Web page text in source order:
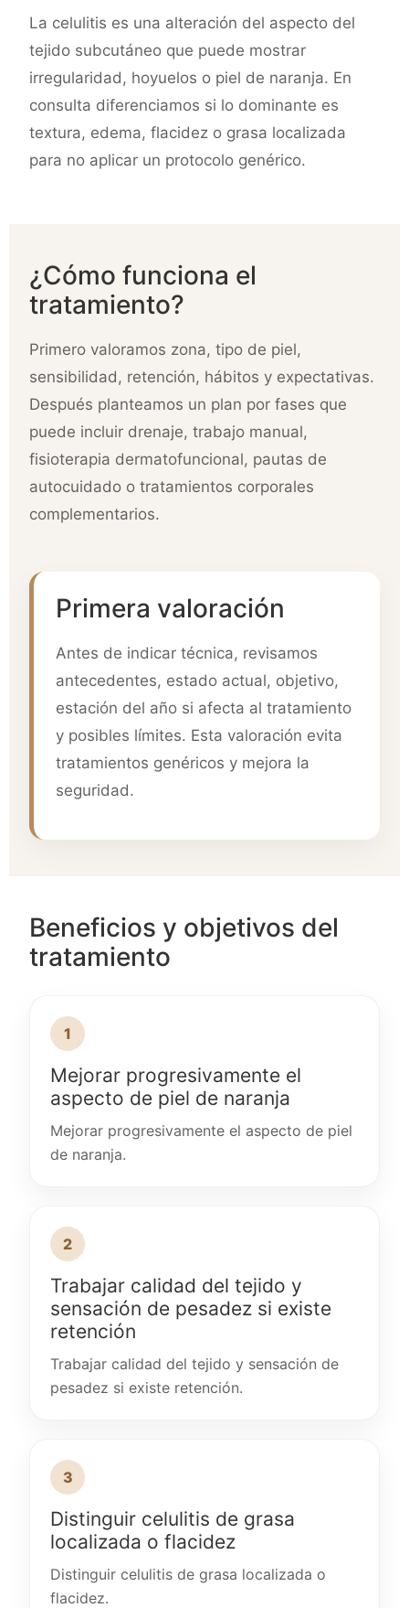
La celulitis es una alteración del aspecto del
tejido subcutáneo que puede mostrar
irregularidad, hoyuelos o piel de naranja. En
consulta diferenciamos si lo dominante es
textura, edema, flacidez o grasa localizada
para no aplicar un protocolo genérico.
¿Cómo funciona el
tratamiento?
Primero valoramos zona, tipo de piel,
sensibilidad, retención, hábitos y expectativas.
Después planteamos un plan por fases que
puede incluir drenaje, trabajo manual,
fisioterapia dermatofuncional, pautas de
autocuidado o tratamientos corporales
complementarios.
Primera valoración
Antes de indicar técnica, revisamos
antecedentes, estado actual, objetivo,
estación del año si afecta al tratamiento
y posibles límites. Esta valoración evita
tratamientos genéricos y mejora la
seguridad.
Beneficios y objetivos del
tratamiento
1
Mejorar progresivamente el
aspecto de piel de naranja
Mejorar progresivamente el aspecto de piel
de naranja.
2
Trabajar calidad del tejido y
sensación de pesadez si existe
retención
Trabajar calidad del tejido y sensación de
pesadez si existe retención.
3
Distinguir celulitis de grasa
localizada o flacidez
Distinguir celulitis de grasa localizada o
flacidez.